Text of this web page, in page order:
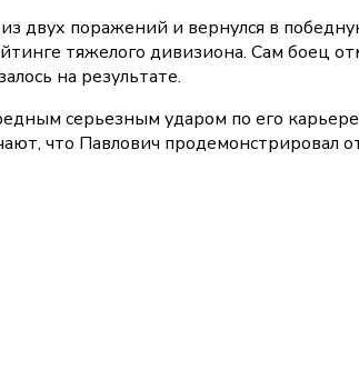
двух поражений и вернулся в
тяжелого дивизиона. Сам боец
на результате.
серьезным ударом по его
что Павлович продемонстрировал